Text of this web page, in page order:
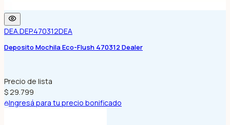
DEA.DEP.470312DEA
Deposito Mochila Eco-Flush 470312 Dealer
Precio de lista
$ 29.799
Ingresá para tu precio bonificado